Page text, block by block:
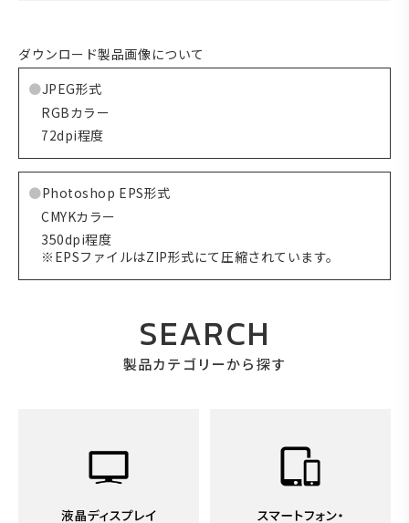
ダウンロード製品画像について
JPEG形式
RGBカラー
72dpi程度
Photoshop EPS形式
CMYKカラー
350dpi程度
※EPSファイルはZIP形式にて圧縮されています。
SEARCH
製品カテゴリーから探す